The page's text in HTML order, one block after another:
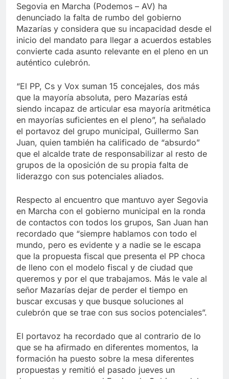
Segovia en Marcha (Podemos – AV) ha
denunciado la falta de rumbo del gobierno
Mazarías y considera que su incapacidad desde el
inicio del mandato para llegar a acuerdos estables
convierte cada asunto relevante en el pleno en un
auténtico culebrón.
“El PP, Cs y Vox suman 15 concejales, dos más
que la mayoría absoluta, pero Mazarías está
siendo incapaz de articular esa mayoría aritmética
en mayorías suficientes en el pleno”, ha señalado
el portavoz del grupo municipal, Guillermo San
Juan, quien también ha calificado de “absurdo”
que el alcalde trate de responsabilizar al resto de
grupos de la oposición de su propia falta de
liderazgo con sus potenciales aliados.
Respecto al encuentro que mantuvo ayer Segovia
en Marcha con el gobierno municipal en la ronda
de contactos con todos los grupos, San Juan han
recordado que “siempre hablamos con todo el
mundo, pero es evidente y a nadie se le escapa
que la propuesta fiscal que presenta el PP choca
de lleno con el modelo fiscal y de ciudad que
queremos y por el que trabajamos. Más le vale al
señor Mazarías dejar de perder el tiempo en
buscar excusas y que busque soluciones al
culebrón que se trae con sus socios potenciales”.
El portavoz ha recordado que al contrario de lo
que se ha afirmado en diferentes momentos, la
formación ha puesto sobre la mesa diferentes
propuestas y remitió el pasado jueves un